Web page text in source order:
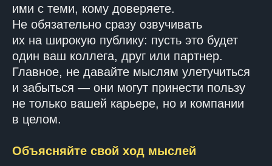
ими с теми, кому доверяете.
Не обязательно сразу озвучивать
их на широкую публику: пусть это будет
один ваш коллега, друг или партнер.
Главное, не давайте мыслям улетучиться
и забыться — они могут принести пользу
не только вашей карьере, но и компании
в целом.
Объясняйте свой ход мыслей